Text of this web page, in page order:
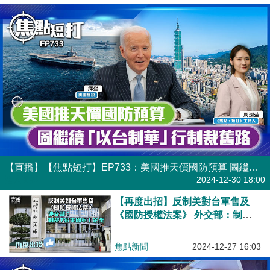
【直播】【焦點短打】EP733：美國推天價國防預算 圖繼續「以台制華」行制裁舊路
2024-12-30 18:00
【再度出招】反制美對台軍售及
《國防授權法案》 外交部：制裁7
焦點新聞 2024-12-27 16:03